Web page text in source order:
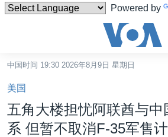
Powered by
碍
链
接
跳
转
中国
中国时间 19:30 2026年8月9日 星期日
美国
五角大楼担忧阿联酋与中
系 但暂不取消F-35军售计